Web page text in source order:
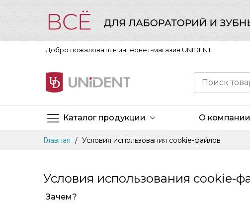
Добро пожаловать в интернет-магазин UNIDENT
Каталог продукции О компании
Главная Условия использования cookie-файлов
Условия использования cookie-
Зачем?